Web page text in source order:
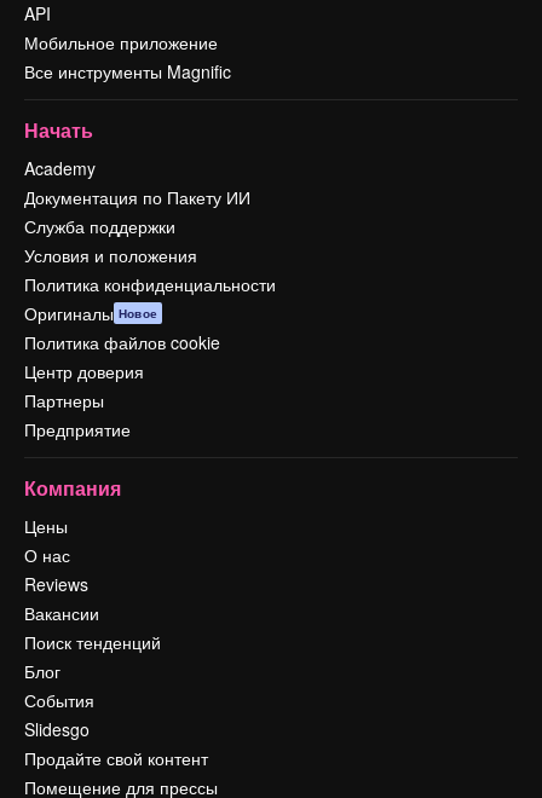
API
Мобильное приложение
Все инструменты Magnific
Начать
Academy
Документация по Пакету ИИ
Служба поддержки
Условия и положения
Политика конфиденциальности
Оригиналы Новое
Политика файлов cookie
Центр доверия
Партнеры
Предприятие
Компания
Цены
О нас
Reviews
Вакансии
Поиск тенденций
Блог
События
Slidesgo
Продайте свой контент
Помещение для прессы